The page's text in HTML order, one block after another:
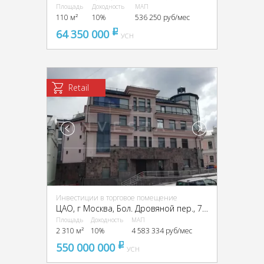
Площадь
110 м²
Доходность
10%
МАП
536 250 руб/мес
64 350 000 pуб
УСН
Retail
Инвестиции в торговое помещение
Площадь
2 310 м²
Доходность
10%
МАП
4 583 334 руб/мес
550 000 000 pуб
УСН